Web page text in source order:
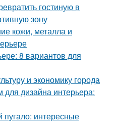
гостиную в
зону
кожи, металла и
8 вариантов для
и экономику города
дизайна интерьера:
интересные